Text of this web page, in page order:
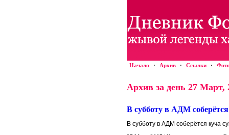
Начало · Архив · Ссылки ·
Архив за день 27 Март,
В субботу в АДМ
В субботу в АДМ соберётся куча